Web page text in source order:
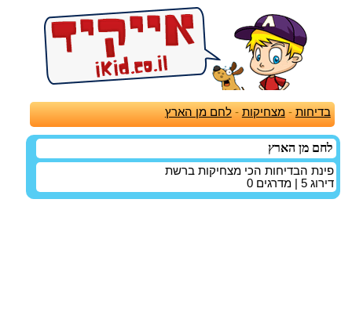
בדיחות -מצחיקות -לחם מן הארץ
לחם מן הארץ
פינת הבדיחות הכי מצחיקות ברשת
דירוג 5 | מדרגים 0